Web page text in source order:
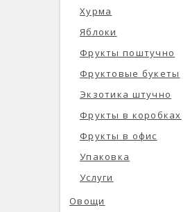
Хурма
Яблоки
Фрукты поштучно
Фруктовые букеты
Экзотика штучно
Фрукты в коробках
Фрукты в офис
Упаковка
Услуги
Овощи